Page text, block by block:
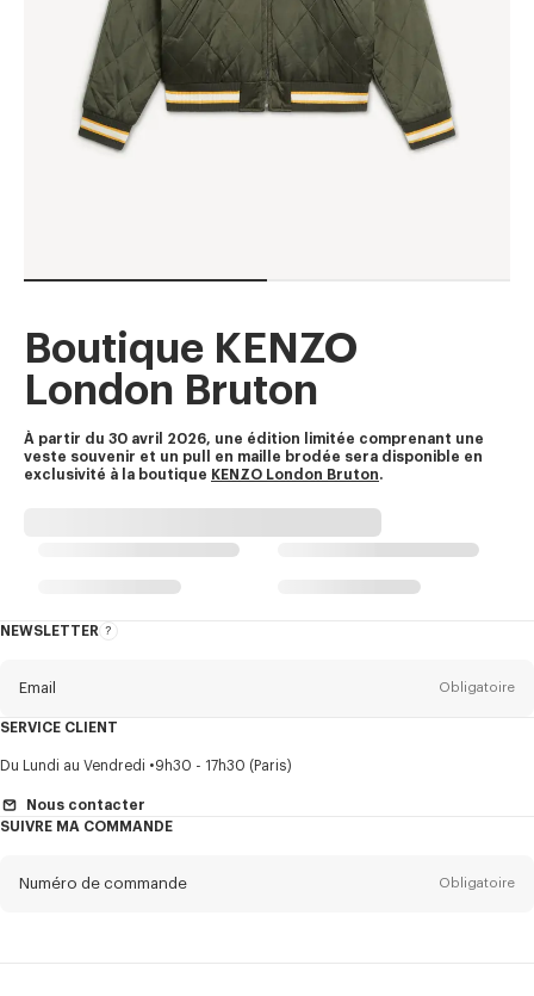
Boutique KENZO
London Bruton
À partir du 30 avril 2026, une édition limitée comprenant une
veste souvenir et un pull en maille brodée sera disponible en
exclusivité à la boutique KENZO London Bruton.
NEWSLETTER
A
Email Obligatoire
Titre Obligatoire
Prénom*
SERVICE CLIENT
Du Lundi au Vendredi 9h30 - 17h30 (Paris)
Nous contacter
SUIVRE MA COMMANDE
Numéro de commande Obligatoire